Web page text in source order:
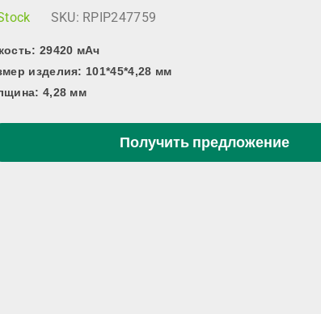
SKU: RPIP247759
29420 мАч
изделия: 101*45*4,28 мм
4,28 мм
Получить предложение